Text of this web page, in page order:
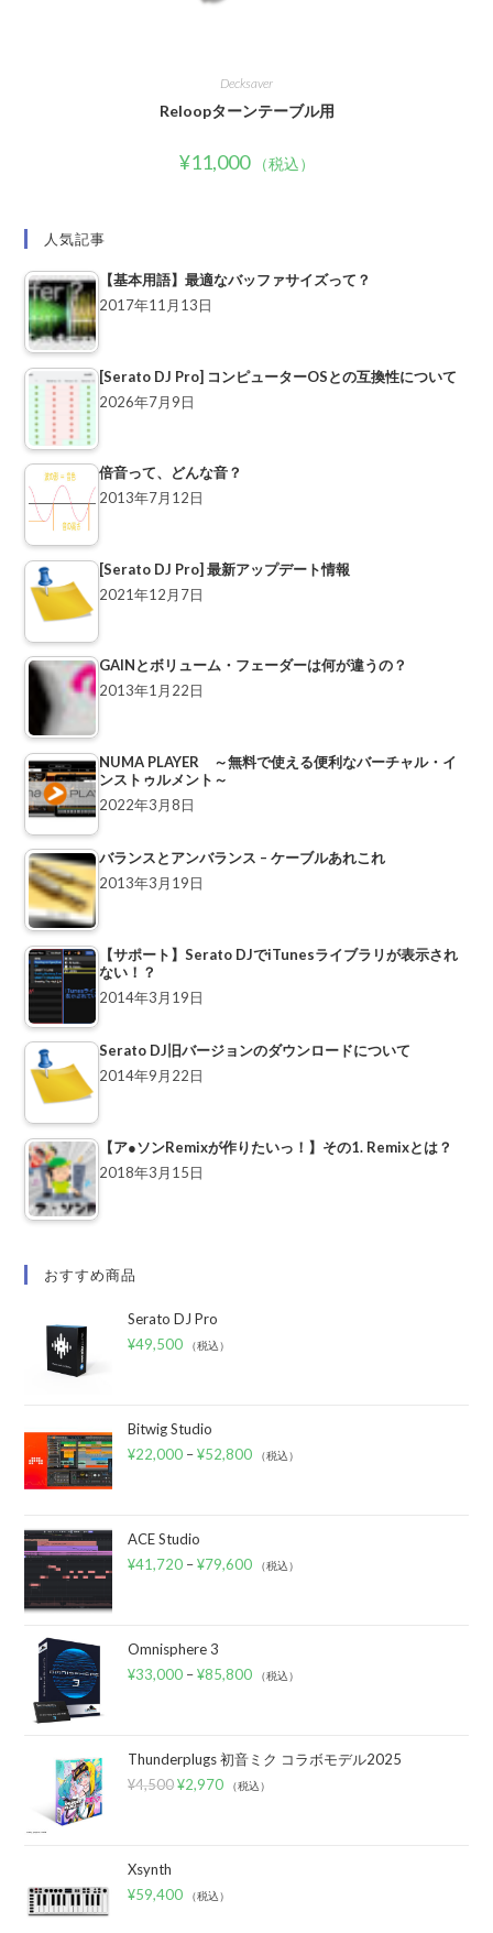
Decksaver
Reloopターンテーブル用
¥11,000 （税込）
人気記事
【基本用語】最適なバッファサイズって？
2017年11月13日
[Serato DJ Pro] コンピューターOSとの互換性について
2026年7月9日
倍音って、どんな音？
2013年7月12日
[Serato DJ Pro] 最新アップデート情報
2021年12月7日
GAINとボリューム・フェーダーは何が違うの？
2013年1月22日
NUMA PLAYER ～無料で使える便利なバーチャル・イ
ンストゥルメント～
2022年3月8日
バランスとアンバランス – ケーブルあれこれ
2013年3月19日
【サポート】Serato DJでiTunesライブラリが表示され
ない！？
2014年3月19日
Serato DJ旧バージョンのダウンロードについて
2014年9月22日
【ア●ソンRemixが作りたいっ！】その1. Remixとは？
2018年3月15日
おすすめ商品
Serato DJ Pro
¥49,500 （税込）
Bitwig Studio
¥22,000 –¥52,800 （税込）
ACE Studio
¥41,720 –¥79,600 （税込）
Omnisphere 3
¥33,000 –¥85,800 （税込）
Thunderplugs 初音ミク コラボモデル2025
¥4,500 ¥2,970 （税込）
Xsynth
¥59,400 （税込）